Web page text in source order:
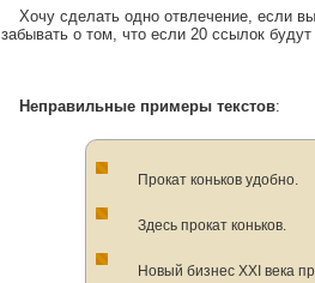
Хочу сделать одно отвлечение, если
забывать о том, что если 20 ссылок
Неправильные примеры текстов:
Прокат коньков удобно.
Здесь прокат коньков.
Новый бизнес XXI века